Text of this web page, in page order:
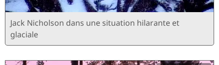
Jack Nicholson dans une situation hilarante et
glaciale